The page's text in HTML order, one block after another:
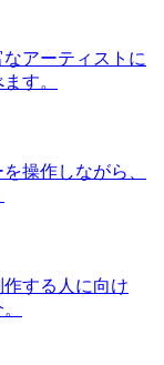
アーティストに
す。
操作しながら、
する人に向け